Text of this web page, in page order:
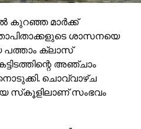
കുറഞ്ഞ മാര്‍ക്ക്
ശാസനയെ
ക്ലാസ്
അഞ്ചാം
ചൊവ്വാഴ്ച
സ്‌കൂളിലാണ് സംഭവം